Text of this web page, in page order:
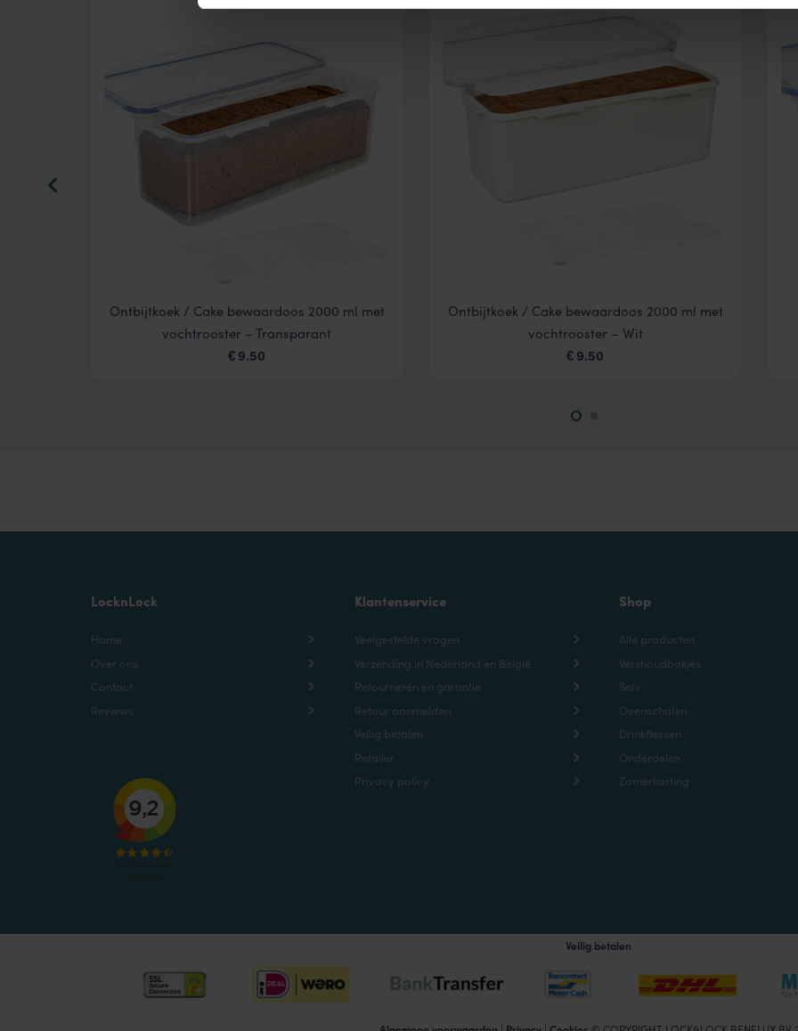
Ontbijtkoek / Cake bewaardoos 2000 ml met
vochtrooster – Transparant
€ 9.50
Ontbijtkoek / Cake bewaardoos 2000 ml met
vochtrooster – Wit
€ 9.50
LocknLock
Home
Over ons
Contact
Reviews
Klantenservice
Veelgestelde vragen
Verzending in Nederland en België
Retourneren en garantie
Retour aanmelden
Veilig betalen
Retailer
Privacy policy
Shop
Alle producten
Vershoudbakjes
Sets
Ovenschalen
Drinkflessen
Onderdelen
Zomerkorting
Veilig betalen